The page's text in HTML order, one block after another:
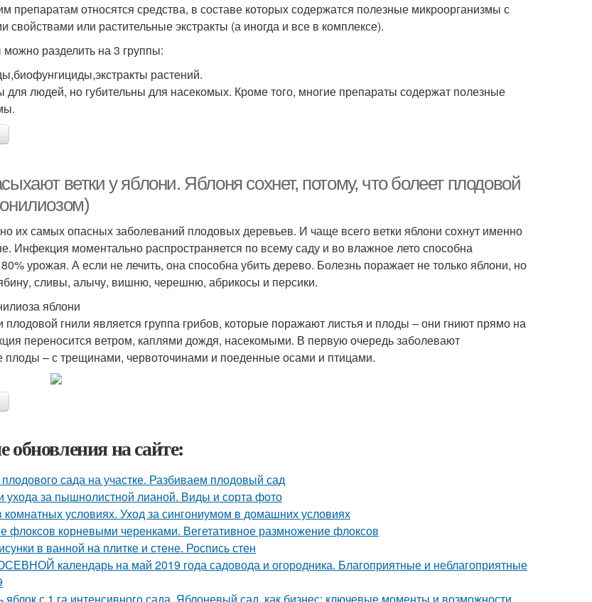
препаратам относятся средства, в составе которых содержатся полезные микроорганизмы с
свойствами или растительные экстракты (а иногда и все в комплексе).
разделить на 3 группы:
растений.
для людей, но губительны для насекомых. Кроме того, многие препараты содержат полезные
ветки у яблони. Яблоня сохнет, потому, что болеет плодовой
их самых опасных заболеваний плодовых деревьев. И чаще всего ветки яблони сохнут именно
Инфекция моментально распространяется по всему саду и во влажное лето способна
урожая. А если не лечить, она способна убить дерево. Болезнь поражает не только яблони, но
сливы, алычу, вишню, черешню, абрикосы и персики.
яблони
плодовой гнили является группа грибов, которые поражают листья и плоды – они гниют прямо на
переносится ветром, каплями дождя, насекомыми. В первую очередь заболевают
– с трещинами, червоточинами и поеденные осами и птицами.
обновления на сайте:
сада на участке. Разбиваем плодовый сад
ухода за пышнолистной лианой. Виды и сорта фото
условиях. Уход за сингониумом в домашних условиях
флоксов корневыми черенками. Вегетативное размножение флоксов
в ванной на плитке и стене. Роспись стен
календарь на май 2019 года садовода и огородника. Благоприятные и неблагоприятные